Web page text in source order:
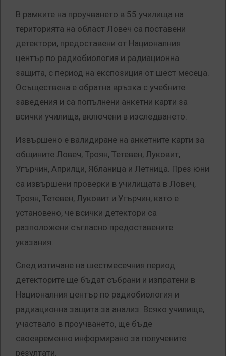
В рамките на проучването в 55 училища на
територията на област Ловеч са поставени
детектори, предоставени от Националния
център по радиобиология и радиационна
защита, с период на експозиция от шест месеца.
Осъществена е обратна връзка с учебните
заведения и са попълнени анкетни карти за
всички училища, включени в изследването.
Извършено е валидиране на анкетните карти за
общините Ловеч, Троян, Тетевен, Луковит,
Угърчин, Априлци, Ябланица и Летница. През юни
са извършени проверки в училищата в Ловеч,
Троян, Тетевен, Луковит и Угърчин, като е
установено, че всички детектори са
разположени съгласно предоставените
указания.
След изтичане на шестмесечния период
детекторите ще бъдат събрани и изпратени в
Националния център по радиобиология и
радиационна защита за анализ. Всяко училище,
участвало в проучването, ще бъде
своевременно информирано за получените
резултати.